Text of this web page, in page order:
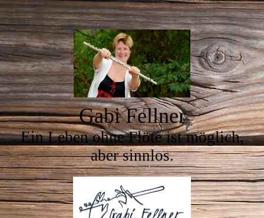
Gabi Fellner
Ein Leben ohne Flöte ist möglich,
aber sinnlos.